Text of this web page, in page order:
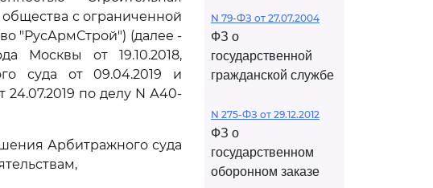
с ограниченной
"РусАрмСтрой") (далее -
Москвы от 19.10.2018,
суда от 09.04.2019 и
24.07.2019 по делу N А40-
Арбитражного суда
N 79-ФЗ от 27.07.2004
ФЗ о
государственной
гражданской службе
N 275-ФЗ от 29.12.2012
ФЗ о
государственном
оборонном заказе